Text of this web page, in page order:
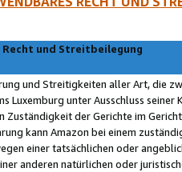
Recht und Streitbeilegung
und Streitigkeiten aller Art, die
Luxemburg unter Ausschluss
Zuständigkeit der Gerichte im
kann Amazon bei einem
einer tatsächlichen oder
anderen natürlichen oder